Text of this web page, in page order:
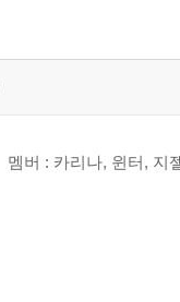
멤버 : 카리나, 윈터, 지